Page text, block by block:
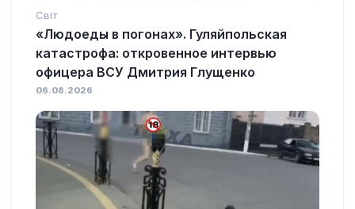
Світ
«Людоеды в погонах». Гуляйпольская
катастрофа: откровенное интервью
офицера ВСУ Дмитрия Глущенко
06.08.2026